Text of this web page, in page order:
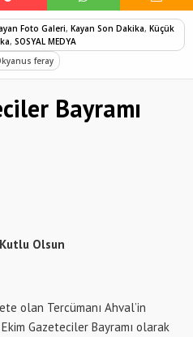
Yalnız Bırakmadı
GÖNÜLLERDE DAYANIŞMAYI
Foto Galeri, Kayan Son Dakika, Küçük
, SOSYAL MEDYA
feray
Bayramı
Olsun
olan Tercümanı Ahval’in
Gazeteciler Bayramı olarak